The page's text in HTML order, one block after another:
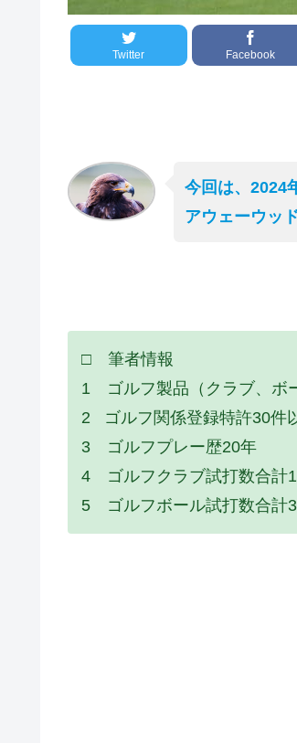
Twitter Facebook
今回は、2024
アウェーウッ
□ 筆者情報
1 ゴルフ製品（クラブ、ボ
2 ゴルフ関係登録特許30件
3 ゴルフプレー歴20年
4 ゴルフクラブ試打数合計
5 ゴルフボール試打数合計